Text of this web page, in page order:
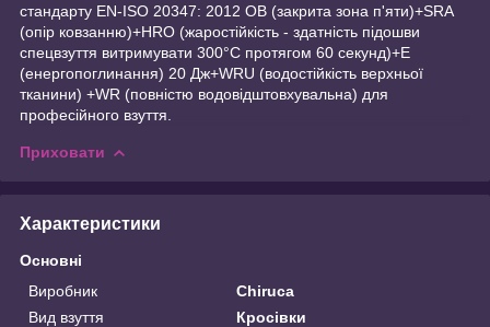
стандарту EN-ISO 20347: 2012 OB (закрита зона п'яти)+SRA
(опір ковзанню)+HRO (жаростійкість - здатність підошви
спецвзуття витримувати 300°C протягом 60 секунд)+E
(енергопоглинання) 20 Дж+WRU (водостійкість верхньої
тканини) +WR (повністю водовідштовхувальна) для
професійного взуття.
Приховати
Характеристики
Основні
Виробник
Chiruca
Вид взуття
Кросівки